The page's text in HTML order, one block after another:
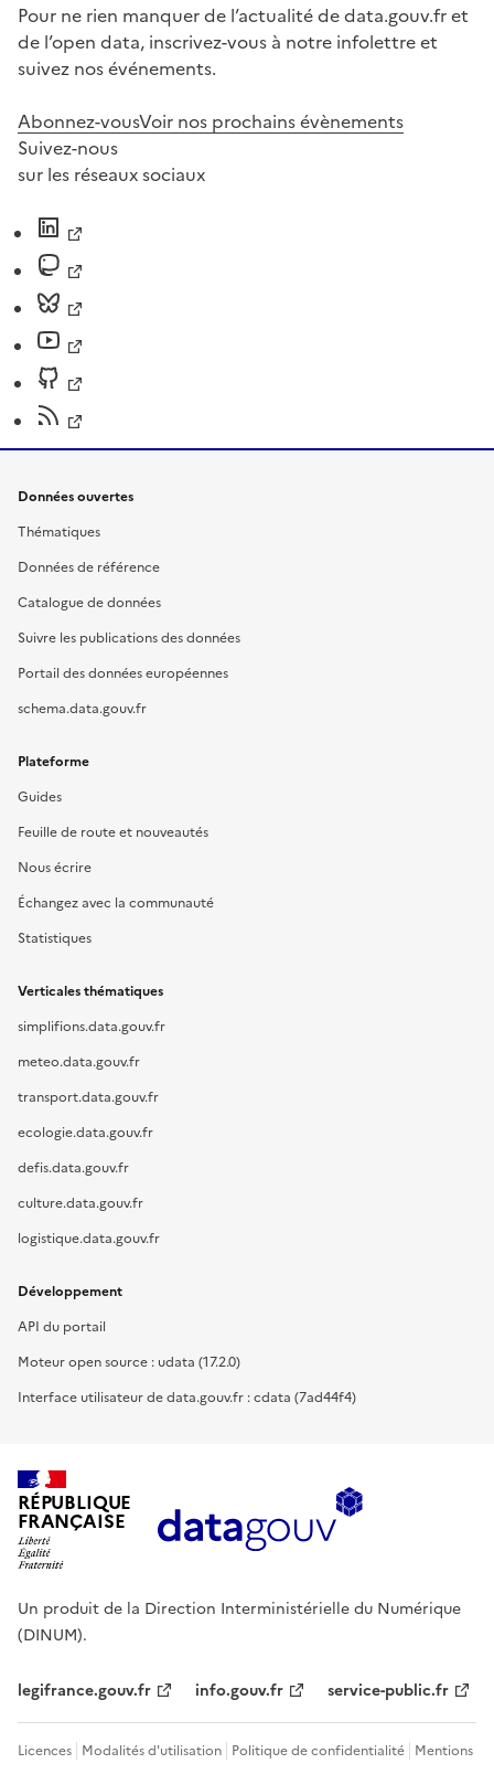
Pour ne rien manquer de l’actualité de data.gouv.fr et
de l’open data, inscrivez-vous à notre infolettre et
suivez nos événements.
Abonnez-vousVoir nos prochains évènements
Suivez-nous
sur les réseaux sociaux
Données ouvertes
Thématiques
Données de référence
Catalogue de données
Suivre les publications des données
Portail des données européennes
schema.data.gouv.fr
Plateforme
Guides
Feuille de route et nouveautés
Nous écrire
Échangez avec la communauté
Statistiques
Verticales thématiques
simplifions.data.gouv.fr
meteo.data.gouv.fr
transport.data.gouv.fr
ecologie.data.gouv.fr
defis.data.gouv.fr
culture.data.gouv.fr
logistique.data.gouv.fr
Développement
API du portail
Moteur open source : udata (17.2.0)
Interface utilisateur de data.gouv.fr : cdata (7ad44f4)
RÉPUBLIQUE
FRANÇAISE
Un produit de la Direction Interministérielle du Numérique
(DINUM).
legifrance.gouv.fr info.gouv.fr service-public.fr
Licences Modalités d'utilisation Politique de confidentialité Mentions